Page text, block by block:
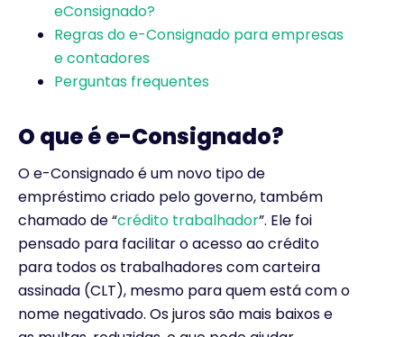
eConsignado?
Regras do e-Consignado para empresas
e contadores
Perguntas frequentes
O que é e-Consignado?
O e-Consignado é um novo tipo de
empréstimo criado pelo governo, também
chamado de “crédito trabalhador”. Ele foi
pensado para facilitar o acesso ao crédito
para todos os trabalhadores com carteira
assinada (CLT), mesmo para quem está com o
nome negativado. Os juros são mais baixos e